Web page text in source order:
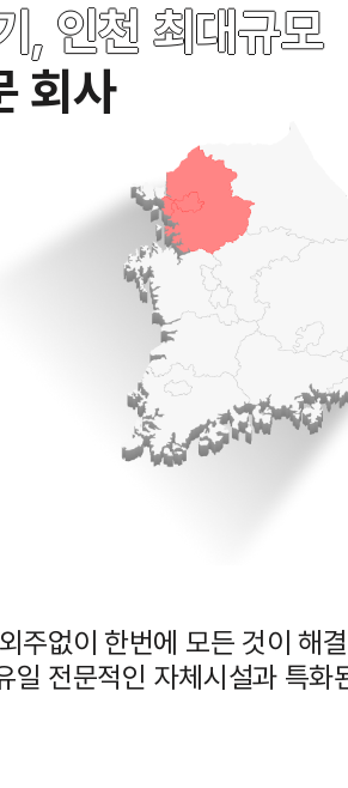
, 인천 최대규모
회사
주없이 한번에 모든 것이 해결
일 전문적인 자체시설과 특화